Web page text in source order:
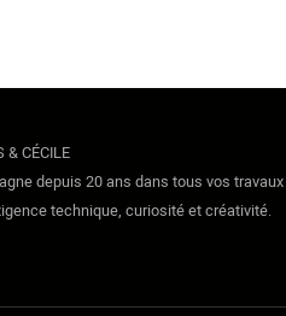
& CÉCILE
depuis 20 ans dans tous vos travaux
technique, curiosité et créativité.